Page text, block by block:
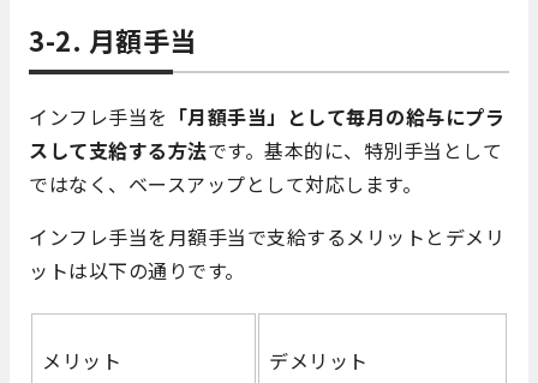
3-2. 月額手当
インフレ手当を 「月額手当」として毎月の給与にプラ
スして支給する方法です。基本的に、特別手当として
ではなく、ベースアップとして対応します。
インフレ手当を月額手当で支給するメリットとデメリ
ットは以下の通りです。
メリット デメリット